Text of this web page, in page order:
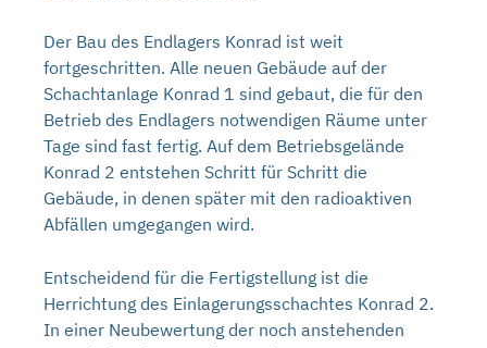
Der Bau des Endlagers Konrad ist weit
fortgeschritten. Alle neuen Gebäude auf der
Schachtanlage Konrad 1 sind gebaut, die für den
Betrieb des Endlagers notwendigen Räume unter
Tage sind fast fertig. Auf dem Betriebsgelände
Konrad 2 entstehen Schritt für Schritt die
Gebäude, in denen später mit den radioaktiven
Abfällen umgegangen wird.
Entscheidend für die Fertigstellung ist die
Herrichtung des Einlagerungsschachtes Konrad 2.
In einer Neubewertung der noch anstehenden